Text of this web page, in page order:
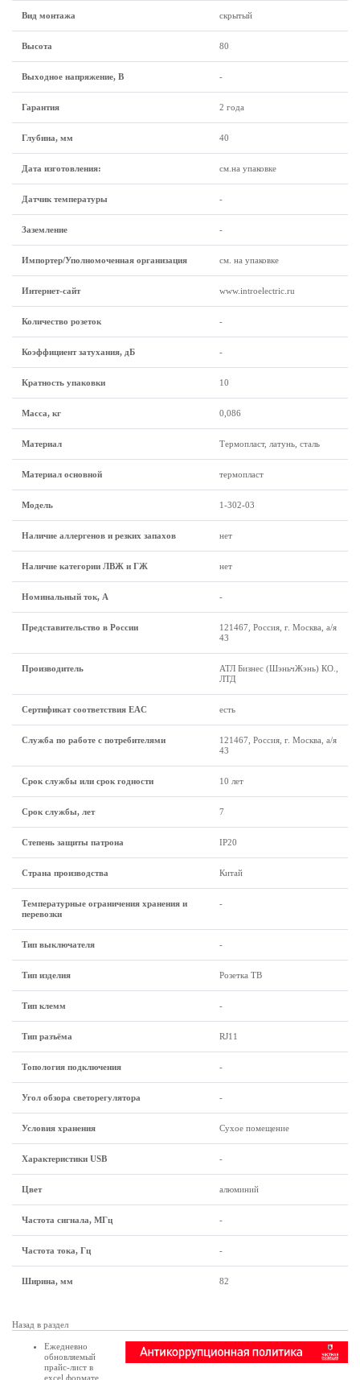
Вид монтажа скрытый
Высота 80
Выходное напряжение, В -
Гарантия 2 года
Глубина, мм 40
Дата изготовления: см.на упаковке
Датчик температуры -
Заземление -
Импортер/Уполномоченная организация см. на упаковке
Интернет-сайт www.introelectric.ru
Количество розеток -
Коэффициент затухания, дБ -
Кратность упаковки 10
Масса, кг 0,086
Материал Термопласт, латунь, сталь
Материал основной термопласт
Модель 1-302-03
Наличие аллергенов и резких запахов нет
Наличие категории ЛВЖ и ГЖ нет
Номинальный ток, А -
Представительство в России
121467, Россия, г. Москва, а/я
43
Производитель
АТЛ Бизнес (ШэньчЖэнь) КО.,
ЛТД
Сертификат соответствия EAC есть
Служба по работе с потребителями
121467, Россия, г. Москва, а/я
43
Срок службы или срок годности 10 лет
Срок службы, лет 7
Степень защиты патрона IP20
Страна производства Китай
Температурные ограничения хранения и
перевозки
-
Тип выключателя -
Тип изделия Розетка ТВ
Тип клемм -
Тип разъёма RJ11
Топология подключения -
Угол обзора светорегулятора -
Условия хранения Сухое помещение
Характеристики USB -
Цвет алюминий
Частота сигнала, МГц -
Частота тока, Гц -
Ширина, мм 82
Назад в раздел
Ежедневно
обновляемый
прайс-лист в
excel формате